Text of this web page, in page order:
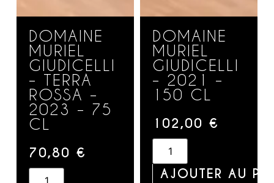
DOMAINE
MURIEL
GIUDICELLI
– TERRA
ROSSA –
2023 – 75
CL
70,80 €
DOMAINE
MURIEL
GIUDICELLI
– 2021 –
150 CL
102,00 €
AJOUTER AU